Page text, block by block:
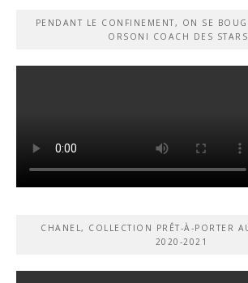
PENDANT LE CONFINEMENT, ON SE
ORSONI COACH DES
CHANEL, COLLECTION PRÊT-À-PORTER
2020-2021